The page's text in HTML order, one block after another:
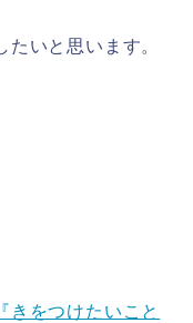
いと思います。
きをつけたいこと